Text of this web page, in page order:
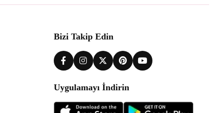
Bizi Takip Edin
Uygulamayı İndirin